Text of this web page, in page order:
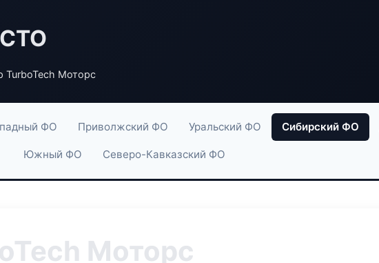
СТО
TurboTech Моторс
ФО Приволжский ФО Уральский ФО Сибирский ФО
Южный ФО Северо-Кавказский ФО
Моторс